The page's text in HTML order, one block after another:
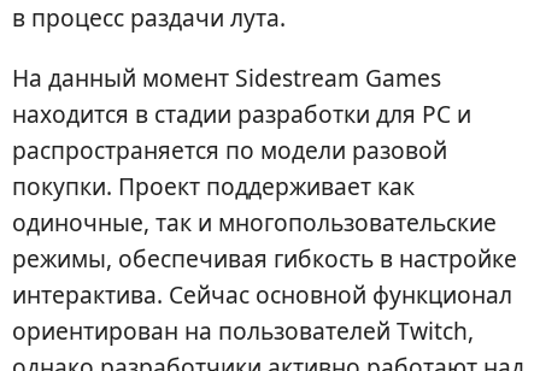
в процесс раздачи лута.
На данный момент Sidestream Games
находится в стадии разработки для PC и
распространяется по модели разовой
покупки. Проект поддерживает как
одиночные, так и многопользовательские
режимы, обеспечивая гибкость в настройке
интерактива. Сейчас основной функционал
ориентирован на пользователей Twitch,